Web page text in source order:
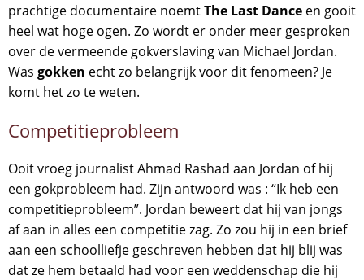
prachtige documentaire noemtThe Last Dance en gooit
heel wat hoge ogen. Zo wordt er onder meer gesproken
over de vermeende gokverslaving van Michael Jordan.
Was gokken echt zo belangrijk voor dit fenomeen? Je
komt het zo te weten.
Competitieprobleem
Ooit vroeg journalist Ahmad Rashad aan Jordan of hij
een gokprobleem had. Zijn antwoord was : “Ik heb een
competitieprobleem”. Jordan beweert dat hij van jongs
af aan in alles een competitie zag. Zo zou hij in een brief
aan een schoolliefje geschreven hebben dat hij blij was
dat ze hem betaald had voor een weddenschap die hij